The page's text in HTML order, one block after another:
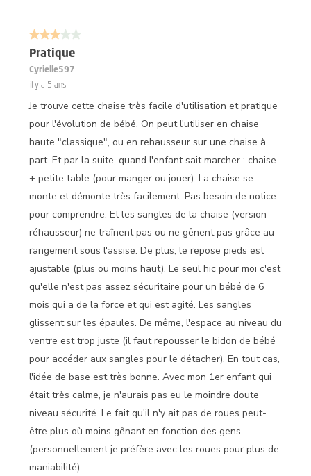
3 sur 5 étoiles.
Pratique
Cyrielle597
il y a 5 ans
Je trouve cette chaise très facile d'utilisation et pratique
pour l'évolution de bébé. On peut l'utiliser en chaise
haute "classique", ou en rehausseur sur une chaise à
part. Et par la suite, quand l'enfant sait marcher : chaise
+ petite table (pour manger ou jouer). La chaise se
monte et démonte très facilement. Pas besoin de notice
pour comprendre. Et les sangles de la chaise (version
réhausseur) ne traînent pas ou ne gênent pas grâce au
rangement sous l'assise. De plus, le repose pieds est
ajustable (plus ou moins haut). Le seul hic pour moi c'est
qu'elle n'est pas assez sécuritaire pour un bébé de 6
mois qui a de la force et qui est agité. Les sangles
glissent sur les épaules. De même, l'espace au niveau du
ventre est trop juste (il faut repousser le bidon de bébé
pour accéder aux sangles pour le détacher). En tout cas,
l'idée de base est très bonne. Avec mon 1er enfant qui
était très calme, je n'aurais pas eu le moindre doute
niveau sécurité. Le fait qu'il n'y ait pas de roues peut-
être plus où moins gênant en fonction des gens
(personnellement je préfère avec les roues pour plus de
maniabilité).